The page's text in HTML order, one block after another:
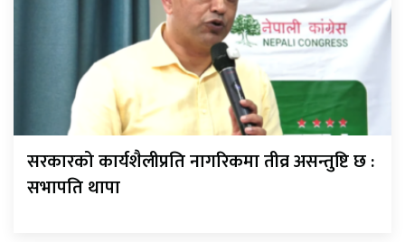
सरकारको कार्यशैलीप्रति नागरिकमा तीव्र असन्तुष्टि छ :
सभापति थापा